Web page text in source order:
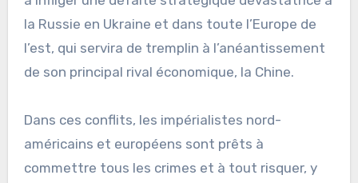
la Russie en Ukraine et dans toute l’Europe de
l’est, qui servira de tremplin à l’anéantissement
de son principal rival économique, la Chine.
Dans ces conflits, les impérialistes nord-
américains et européens sont prêts à
commettre tous les crimes et à tout risquer, y